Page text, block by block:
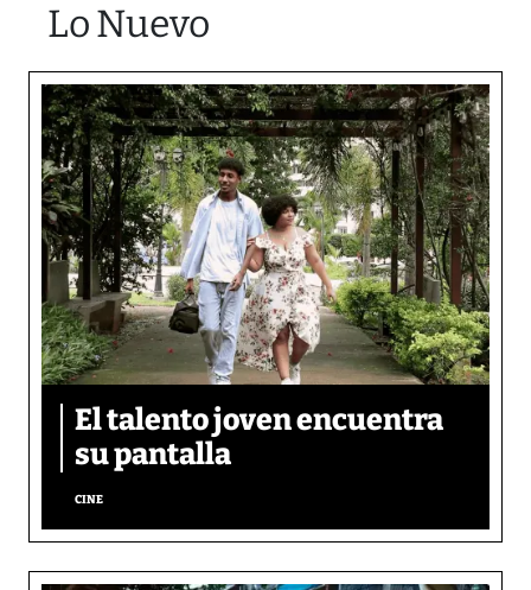
Lo Nuevo
El talento joven encuentra
su pantalla​
CINE